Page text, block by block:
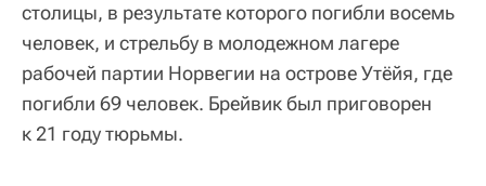
столицы, в результате которого погибли восемь
человек, и стрельбу в молодежном лагере
рабочей партии Норвегии на острове Утёйя, где
погибли 69 человек. Брейвик был приговорен
к 21 году тюрьмы.